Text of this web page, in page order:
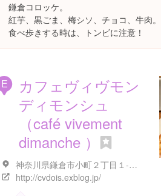
鎌倉コロッケ。
紅芋、黒ごま、梅シソ、チョコ、牛肉
食べ歩きする時は、トンビに注意！
E
カフェヴィヴモン
ディモンシュ
（café vivement
dimanche ）
神奈川県鎌倉市小町２丁目１-５ １階
http://cvdois.exblog.jp/